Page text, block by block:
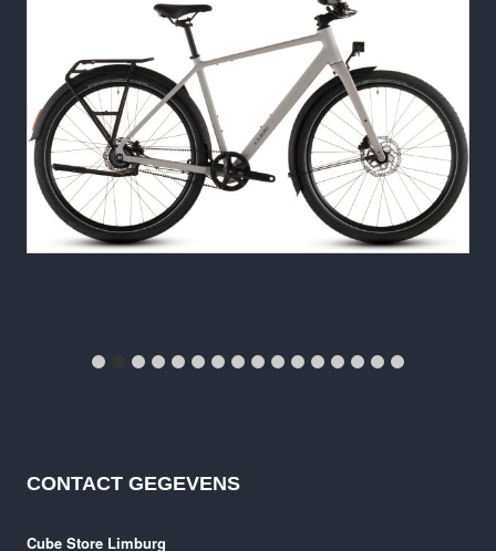
Cube Editor Pro FE
CONTACT GEGEVENS
Cube Store Limburg